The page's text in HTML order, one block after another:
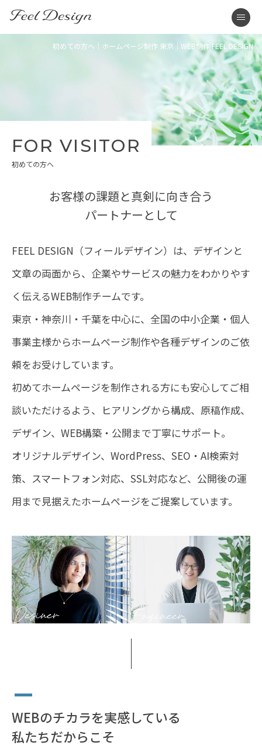
初めての方へ｜ホームページ制作 東京｜WEB制作 FEEL DESIGN
FOR VISITOR
初めての方へ
お客様の課題と真剣に向き合う
パートナーとして
FEEL DESIGN（フィールデザイン）は、デザインと
文章の両面から、 企業やサービスの魅力をわかりやす
く伝えるWEB制作チームです。
東京・神奈川・千葉を中心に、全国の中小企業・個人
事業主様からホームページ制作や各種デザインのご依
頼をお受けしています。
初めてホームページを制作される方にも安心してご相
談いただけるよう、 ヒアリングから構成、原稿作成、
デザイン、WEB構築・公開まで丁寧にサポート。
オリジナルデザイン、WordPress、SEO・AI検索対
策、スマートフォン対応、 SSL対応など、公開後の運
用まで見据えたホームページをご提案しています。
WEBのチカラを実感している
私たちだからこそ